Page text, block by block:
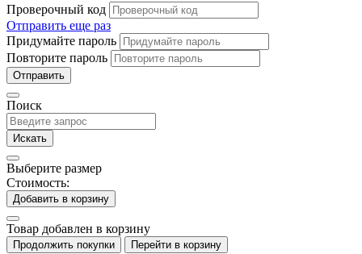
Проверочный код
Отправить еще раз
Придумайте пароль
Повторите пароль
Отправить
Поиск
Искать
Выберите размер
Стоимость:
Добавить в корзину
Товар добавлен в корзину
Продолжить покупки Перейти в корзину